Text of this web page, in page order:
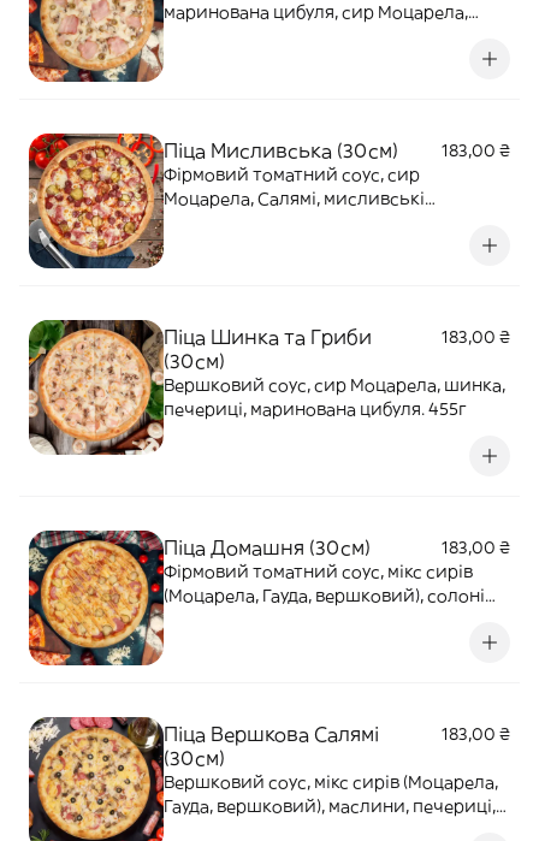
маринована цибуля, сир Моцарела,
Піца Мисливська (30см)
183,00 ₴
Фірмовий томатний соус, сир
Моцарела, Салямі, мисливські
Піца Шинка та Гриби
(30см)
183,00 ₴
Вершковий соус, сир Моцарела, шинка,
печериці, маринована цибуля. 455г
Піца Домашня (30см)
183,00 ₴
Фірмовий томатний соус, мікс сирів
(Моцарела, Гауда, вершковий), солоні
Піца Вершкова Салямі
(30см)
183,00 ₴
Вершковий соус, мікс сирів (Моцарела,
Гауда, вершковий), маслини, печериці,